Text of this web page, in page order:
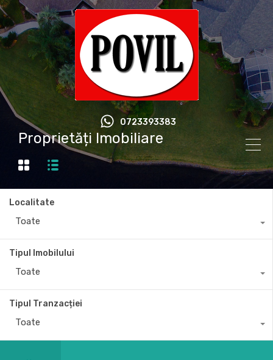
0723393383
Proprietăți Imobiliare
Localitate
Toate
Tipul Imobilului
Toate
Tipul Tranzacției
Toate